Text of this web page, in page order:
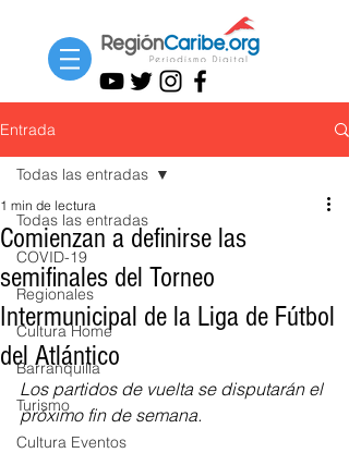
Entrada
Todas las entradas
COVID-19
Regionales
Cultura Home
Barranquilla
Turismo
Cultura Eventos
Todas las entradas
Comienzan a definirse las
semifinales del Torneo
Intermunicipal de la Liga de Fútbol
del Atlántico
1 min de lectura
Los partidos de vuelta se disputarán el
próximo fin de semana.